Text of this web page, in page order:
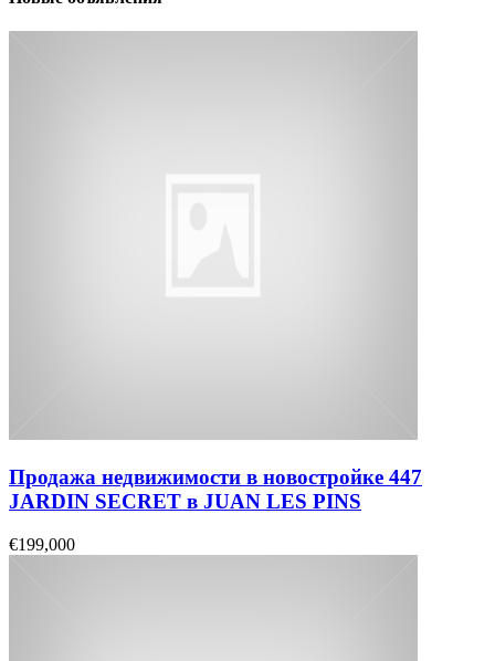
Продажа недвижимости в новостройке 447
JARDIN SECRET в JUAN LES PINS
€199,000